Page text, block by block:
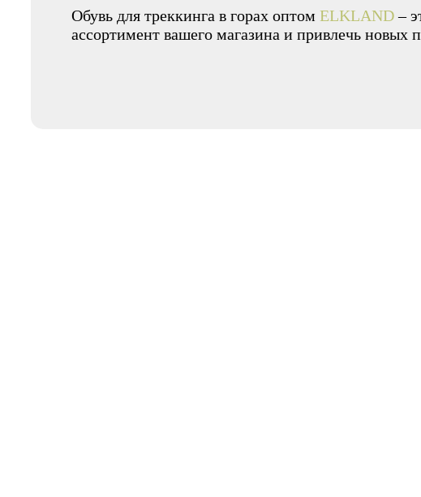
Обувь для треккинга в горах оптом ELKLAND–
ассортимент вашего магазина и привлечь новых